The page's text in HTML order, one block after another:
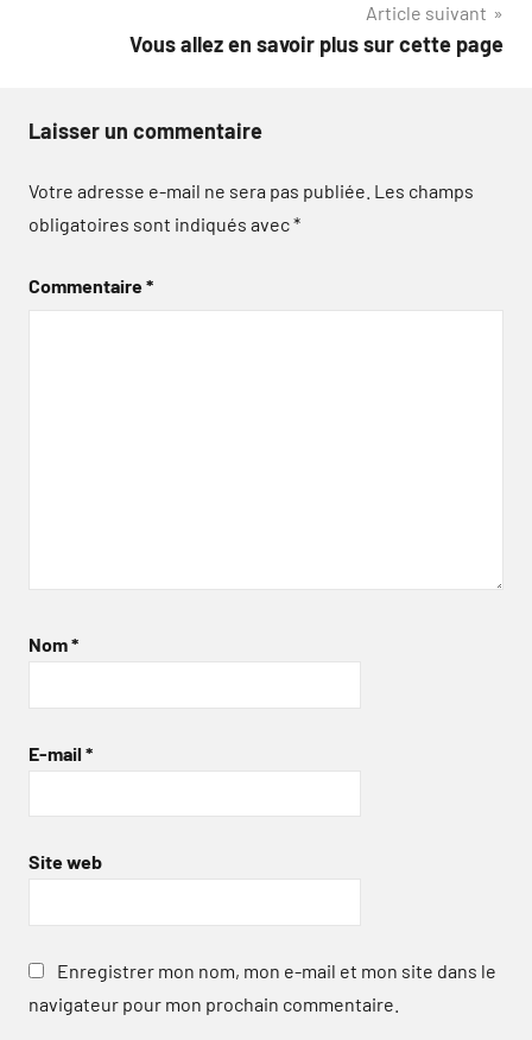
Article suivant
Vous allez en savoir plus sur cette page
Laisser un commentaire
Votre adresse e-mail ne sera pas publiée. Les champs
obligatoires sont indiqués avec*
Commentaire*
Nom*
E-mail *
Site web
Enregistrer mon nom, mon e-mail et mon site dans le
navigateur pour mon prochain commentaire.